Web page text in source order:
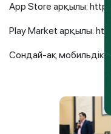
App Store арқылы:
Play Market арқылы:
Сондай-ақ мобильдік